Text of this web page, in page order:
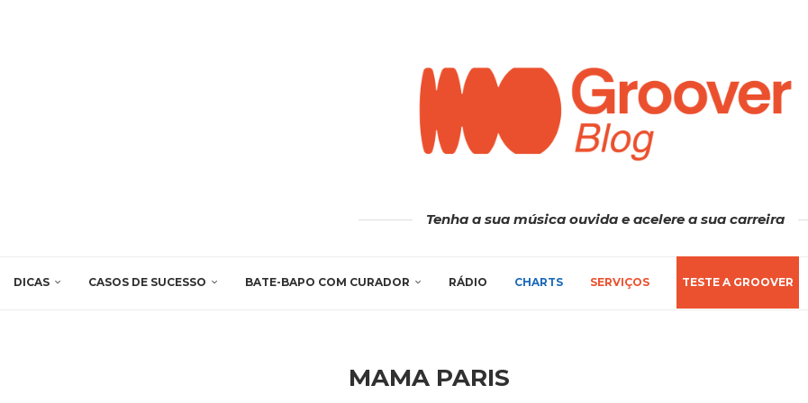
Tenha a sua música ouvida e acelere a sua carreira
DICAS CASOS DE SUCESSO BATE-BAPO COM CURADOR RÁDIO CHARTS SERVIÇOS TESTE A GROOVER
MAMA PARIS